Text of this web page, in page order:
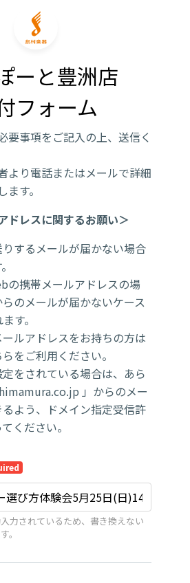
ーと豊洲店
フォーム
要事項をご記入の上、送信く
より電話またはメールで詳細
す。
ドレスに関するお願い＞
するメールが届かない場合
の携帯メールアドレスの場
のメールが届かないケース
す。
ルアドレスをお持ちの方は
をご利用ください。
をされている場合は、あら
」からのメー
よう、ドメイン指定受信許
ください。
力されているため、書き換えない
。